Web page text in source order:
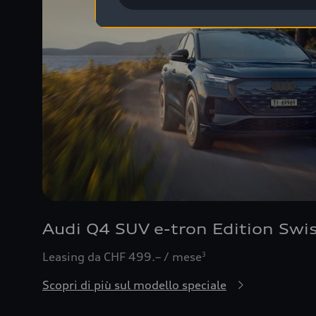
Audi Q4 SUV e-tron Edition
Leasing da CHF 499.– / mese3
Scopri di più sul modello speciale